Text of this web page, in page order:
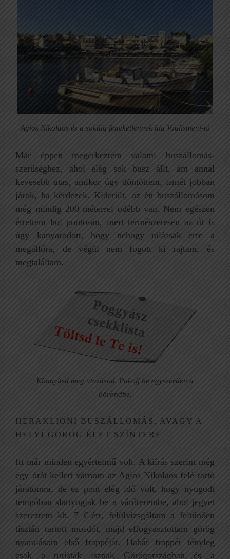
Agios Nikolaos és a sokáig feneketlennek hitt Voulismeni-tó
Már éppen megérkeztem valami buszállomás-
szerűséghez, ahol elég sok busz állt, ám annál
kevesebb utas, amikor úgy döntöttem, ismét jobban
járok, ha kérdezek. Kiderült, az én buszállomásom
még mindig 200 méterrel odébb van. Nem egészen
értettem hol pontosan, mert természetesen az út is
úgy kanyarodott, hogy nehogy rálássak erre a
megállóra, de végül nem fogott ki rajtam, és
megtaláltam.
Könnyítsd meg utazásod. Pakolj be egyszerűen a
bőröndbe.
HERAKLIONI BUSZÁLLOMÁS, AVAGY A
HELYI GÖRÖG ÉLET SZÍNTERE
Itt már minden egyértelmű volt. A kiírás szerint még
egy órát kellett várnom az Agios Nikolaos felé tartó
járatomra, de ez pont elég idő volt, hogy nyugodt
tempóban slattyogjak be a váróterembe, ahol jegyet
szereztem kb. 7 €-ért, felülvizsgáltam a feltűnően
tisztán tartott mosdót, majd elfogyasztottam görög
nyaralásom első frappéját. Habár frappét tényleg
csak a turisták isznak Görögországban és a